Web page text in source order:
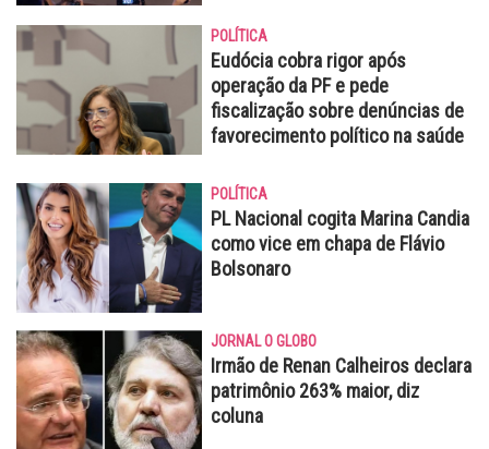
POLÍTICA
Eudócia cobra rigor após
operação da PF e pede
fiscalização sobre denúncias de
favorecimento político na saúde
POLÍTICA
PL Nacional cogita Marina Candia
como vice em chapa de Flávio
Bolsonaro
JORNAL O GLOBO
Irmão de Renan Calheiros declara
patrimônio 263% maior, diz
coluna